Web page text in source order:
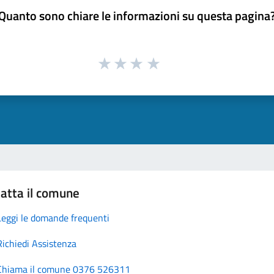
sono chiare le informazioni su questa
il comune
le domande frequenti
Assistenza
il comune 0376 526311